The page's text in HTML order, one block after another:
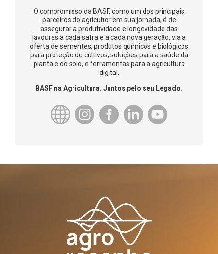
O compromisso da BASF, como um dos principais
parceiros do agricultor em sua jornada, é de
assegurar a produtividade e longevidade das
lavouras a cada safra e a cada nova geração, via a
oferta de sementes, produtos químicos e biológicos
para proteção de cultivos, soluções para a saúde da
planta e do solo, e ferramentas para a agricultura
digital.
BASF na Agricultura. Juntos pelo seu Legado.